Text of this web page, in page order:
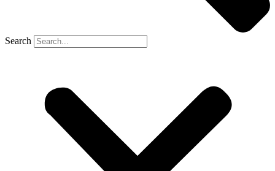
Search